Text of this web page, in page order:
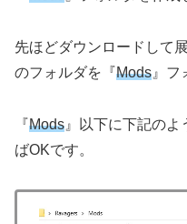
先ほどダウンロードして
のフォルダを『Mods 』フ
『Mods 』以下に下記の
ばOKです。